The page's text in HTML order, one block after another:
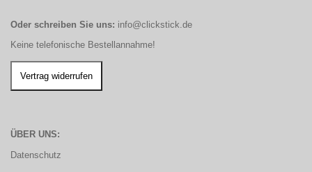
Oder schreiben Sie uns: info@clickstick.de
Keine telefonische Bestellannahme!
ÜBER UNS:
Datenschutz